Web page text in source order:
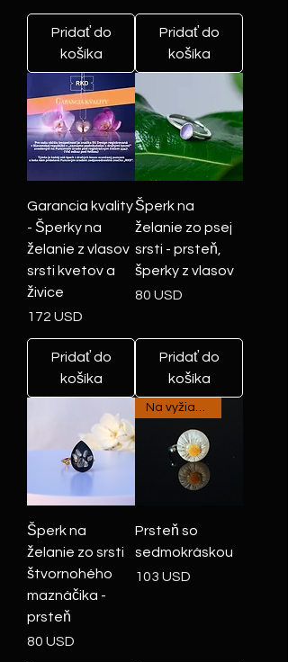
Pridať do
košíka
Pridať do
košíka
Garancia kvality
- Šperky na
želanie z vlasov
srsti kvetov a
živice
Cena
172 USD
Pridať do
košíka
Šperk na
želanie zo psej
srsti - prsteň,
šperky z vlasov
Cena
80 USD
Pridať do
košíka
Šperk na
želanie zo srsti
štvornohého
maznáčika -
prsteň
Cena
80 USD
Na vyžiadanie
Prsteň so
sedmokráskou
Cena
103 USD